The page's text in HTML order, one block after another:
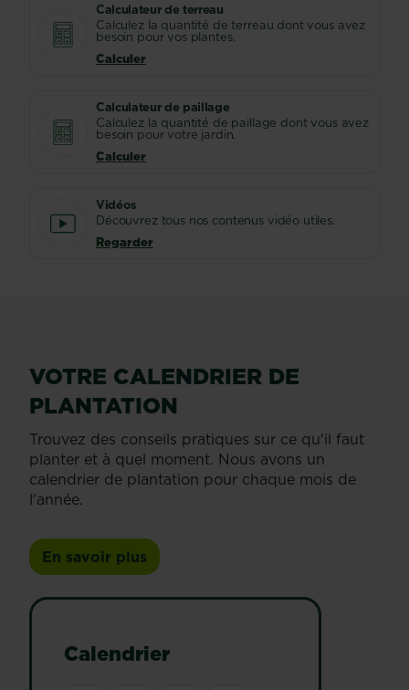
Calculateur de terreau
Calculez la quantité de terreau dont vous avez
besoin pour vos plantes.
Calculer
Calculateur de paillage
Calculez la quantité de paillage dont vous avez
besoin pour votre jardin.
Calculer
Vidéos
Découvrez tous nos contenus vidéo utiles.
Regarder
VOTRE CALENDRIER DE
PLANTATION
Trouvez des conseils pratiques sur ce qu'il faut
planter et à quel moment. Nous avons un
calendrier de plantation pour chaque mois de
l'année.
En savoir plus
Calendrier